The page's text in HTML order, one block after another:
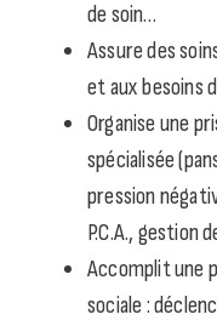
de soin…
Assure des
et aux besoins
Organise une
spécialisée
pression
P.C.A., gestion
Accomplit une
sociale :